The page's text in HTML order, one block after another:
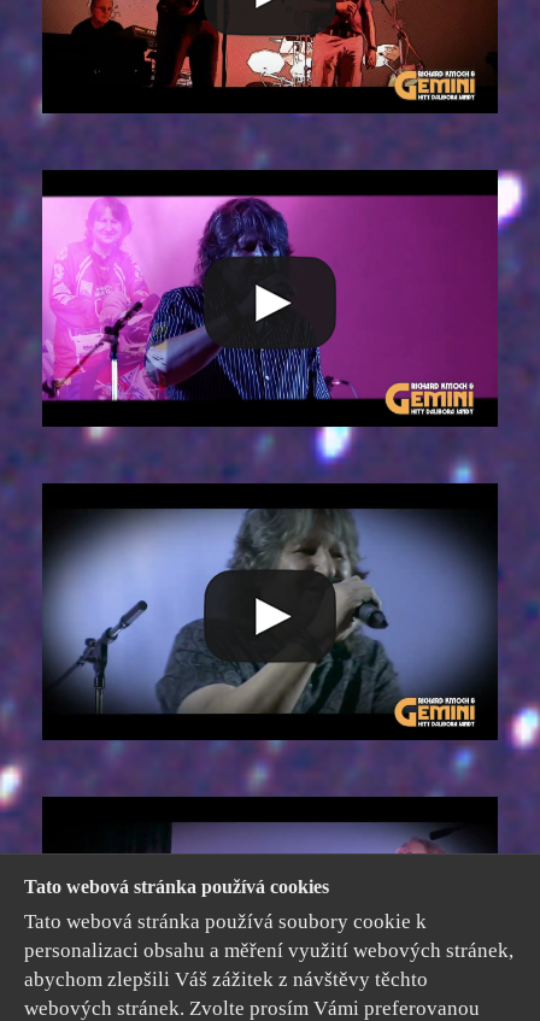
Tato webová stránka používá cookies
Tato webová stránka používá soubory cookie k
personalizaci obsahu a měření využití webových stránek,
abychom zlepšili Váš zážitek z návštěvy těchto
webových stránek. Zvolte prosím Vámi preferovanou